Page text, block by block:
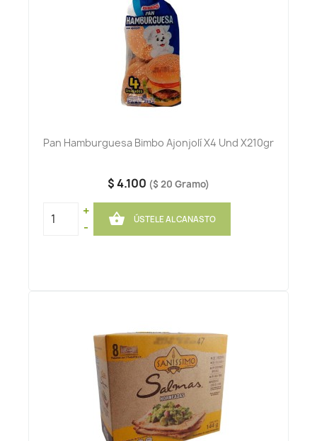
Pan Hamburguesa Bimbo Ajonjolí X4 Und X210gr
$ 4.100 ($ 20 Gramo)
+
-
 ÚSTELE AL CANASTO